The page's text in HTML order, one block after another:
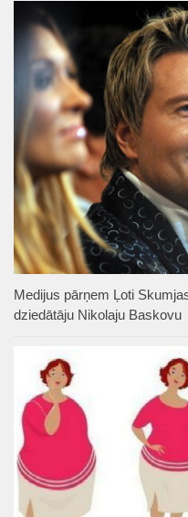
Medijus pārņem Ļoti
dziedātāju Nikolaju Baskovu